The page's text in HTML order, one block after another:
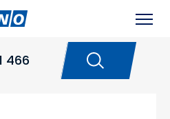
466NOVINKA: PŘENOSNÉ
ATLAS COPCO